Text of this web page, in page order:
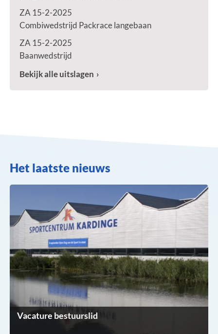
ZA 15-2-2025
Combiwedstrijd Packrace langebaan
ZA 15-2-2025
Baanwedstrijd
Bekijk alle uitslagen
Het laatste nieuws
Vacature bestuurslid